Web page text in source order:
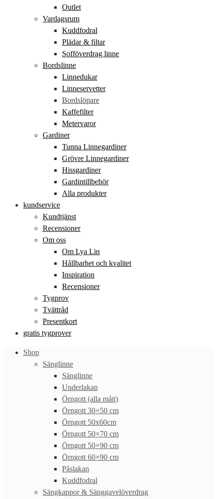
Outlet
Vardagsrum
Kuddfodral
Plädar & filtar
Sofföverdrag linne
Bordslinne
Linnedukar
Linneservetter
Bordslöpare
Kaffefilter
Metervaror
Gardiner
Tunna Linnegardiner
Grövre Linnegardiner
Hissgardiner
Gardintillbehör
Alla produkter
kundservice
Kundtjänst
Recensioner
Om oss
Om Lya Lin
Hållbarhet och kvalitet
Inspiration
Recensioner
Tygprov
Tvättråd
Presentkort
gratis tygprover
Shop
Sänglinne
Sänglinne
Underlakan
Örngott (alla mått)
Örngott 30×50 cm
Örngott 50x60cm
Örngott 50×70 cm
Örngott 50×90 cm
Örngott 60×90 cm
Påslakan
Kuddfodral
Sängkappor & Sänggavelöverdrag